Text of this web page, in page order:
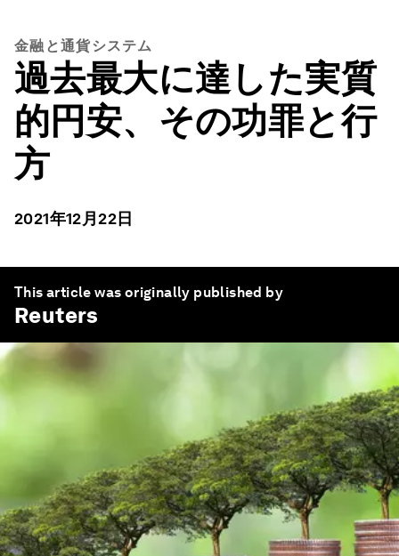
金融と通貨システム
過去最大に達した実質
的円安、その功罪と行
方
2021年12月22日
This article was originally published by
Reuters